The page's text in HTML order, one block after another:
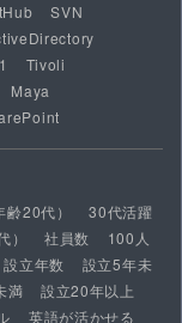
SVN
Tivoli
Maya
20代）
30代活躍
社員数
100人
設立年数
設立5年未
満
設立20年以上
英語が活かせる